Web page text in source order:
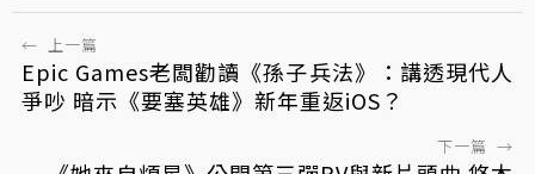
← 上一篇
Epic Games老闆勸讀《孫子兵法》：講透現代人
爭吵 暗示《要塞英雄》新年重返iOS？
下一篇 →